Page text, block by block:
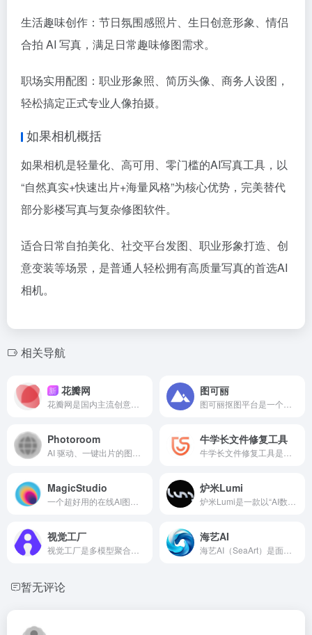
生活趣味创作：节日氛围感照片、生日创意形象、情侣
合拍 AI 写真，满足日常趣味修图需求。
职场实用配图：职业形象照、简历头像、商务人设图，
轻松搞定正式专业人像拍摄。
如果相机概括
如果相机是轻量化、高可用、零门槛的AI写真工具，以
“自然真实+快速出片+海量风格”为核心优势，完美替代
部分影楼写真与复杂修图软件。
适合日常自拍美化、社交平台发图、职业形象打造、创
意变装等场景，是普通人轻松拥有高质量写真的首选AI
相机。
相关导航
新 花瓣网 图可丽
Photoroom 牛学长文件修复工具
MagicStudio 炉米Lumi
视觉工厂 海艺AI
暂无评论